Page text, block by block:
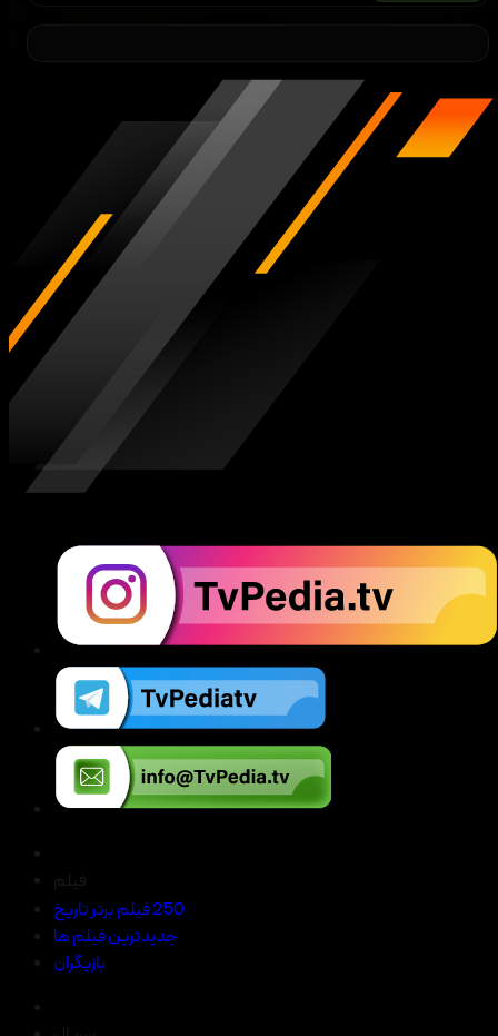
250 فیلم برتر تاریخ
جدیدترین فیلم ها
بازیگران